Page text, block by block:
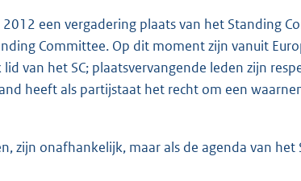
een vergadering plaats van het Standing
Committee. Op dit moment zijn vanuit
van het SC; plaatsvervangende leden zijn
heeft als partijstaat het recht om een
zijn onafhankelijk, maar als de agenda van het